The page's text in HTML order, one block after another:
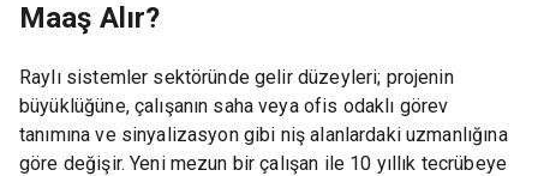
Maaş Alır?
Raylı sistemler sektöründe gelir düzeyleri; projenin
büyüklüğüne, çalışanın saha veya ofis odaklı görev
tanımına ve sinyalizasyon gibi niş alanlardaki uzmanlığına
göre değişir. Yeni mezun bir çalışan ile 10 yıllık tecrübeye